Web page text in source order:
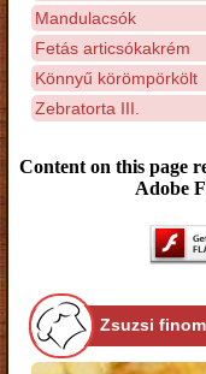
Mandulacsók
Fetás articsókakrém
Könnyű körömpörkölt
Zebratorta III.
Content on this page
Adobe
Zsuzsi